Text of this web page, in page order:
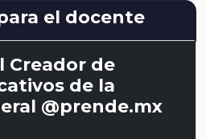
el docente
Creador de
de la
@prende.mx